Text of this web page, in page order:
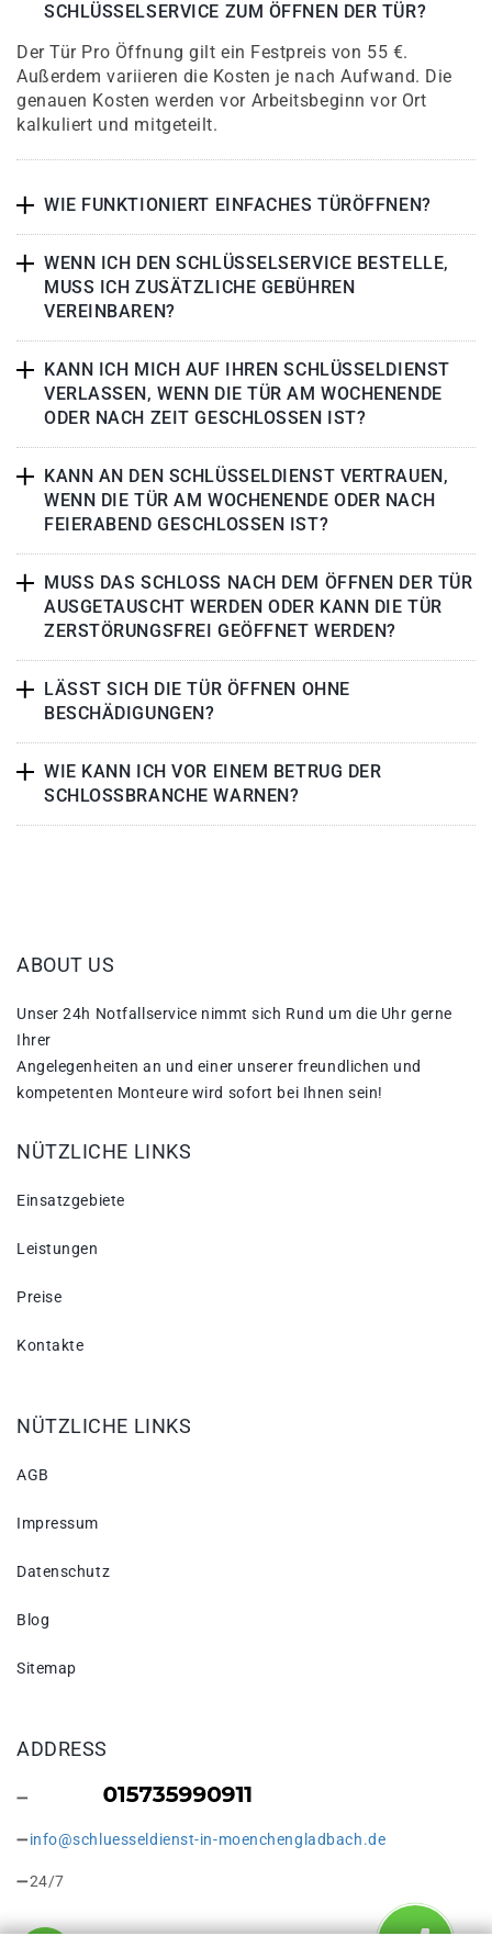
SCHLÜSSELSERVICE ZUM ÖFFNEN DER TÜR?
Der Tür Pro Öffnung gilt ein Festpreis von 55 €.
Außerdem variieren die Kosten je nach Aufwand. Die
genauen Kosten werden vor Arbeitsbeginn vor Ort
kalkuliert und mitgeteilt.
WIE FUNKTIONIERT EINFACHES TÜRÖFFNEN?
WENN ICH DEN SCHLÜSSELSERVICE BESTELLE,
MUSS ICH ZUSÄTZLICHE GEBÜHREN
VEREINBAREN?
KANN ICH MICH AUF IHREN SCHLÜSSELDIENST
VERLASSEN, WENN DIE TÜR AM WOCHENENDE
ODER NACH ZEIT GESCHLOSSEN IST?
KANN AN DEN SCHLÜSSELDIENST VERTRAUEN,
WENN DIE TÜR AM WOCHENENDE ODER NACH
FEIERABEND GESCHLOSSEN IST?
MUSS DAS SCHLOSS NACH DEM ÖFFNEN DER TÜR
AUSGETAUSCHT WERDEN ODER KANN DIE TÜR
ZERSTÖRUNGSFREI GEÖFFNET WERDEN?
LÄSST SICH DIE TÜR ÖFFNEN OHNE
BESCHÄDIGUNGEN?
WIE KANN ICH VOR EINEM BETRUG DER
SCHLOSSBRANCHE WARNEN?
ABOUT US
Unser 24h Notfallservice nimmt sich Rund um die Uhr gerne
Ihrer
Angelegenheiten an und einer unserer freundlichen und
kompetenten Monteure wird sofort bei Ihnen sein!
NÜTZLICHE LINKS
Einsatzgebiete
Leistungen
Preise
Kontakte
NÜTZLICHE LINKS
AGB
Impressum
Datenschutz
Blog
Sitemap
ADDRESS
info@schluesseldienst-in-moenchengladbach.de
24/7